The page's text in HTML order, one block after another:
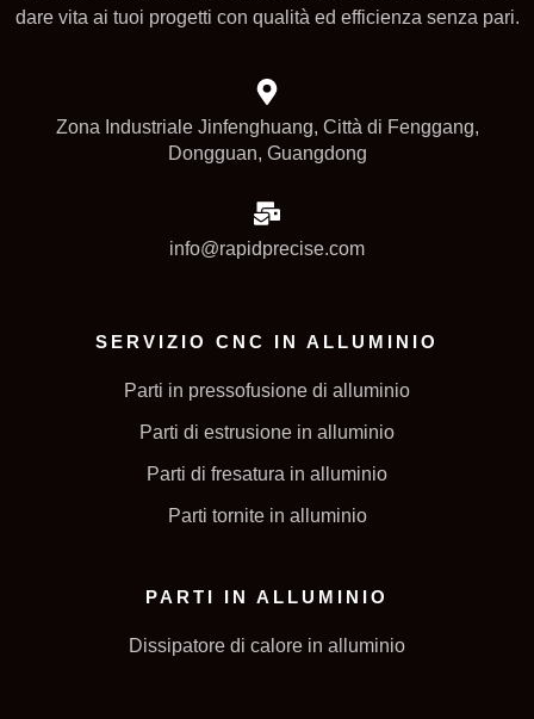
dare vita ai tuoi progetti con qualità ed efficienza senza pari.
Zona Industriale Jinfenghuang, Città di Fenggang,
Dongguan, Guangdong
info@rapidprecise.com
SERVIZIO CNC IN ALLUMINIO
Parti in pressofusione di alluminio
Parti di estrusione in alluminio
Parti di fresatura in alluminio
Parti tornite in alluminio
PARTI IN ALLUMINIO
Dissipatore di calore in alluminio